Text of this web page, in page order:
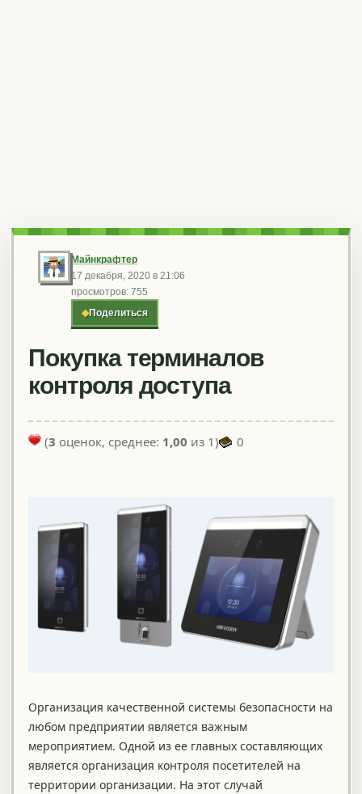
Майнкрафтер
17 декабря, 2020 в 21:06
просмотров: 755
◆Поделиться
Покупка терминалов
контроля доступа
(3 оценок, среднее: 1,00 из 1) 0
Организация качественной системы безопасности на
любом предприятии является важным
мероприятием. Одной из ее главных составляющих
является организация контроля посетителей на
территории организации. На этот случай